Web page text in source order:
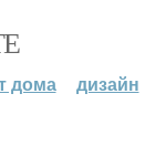
дома дизайн